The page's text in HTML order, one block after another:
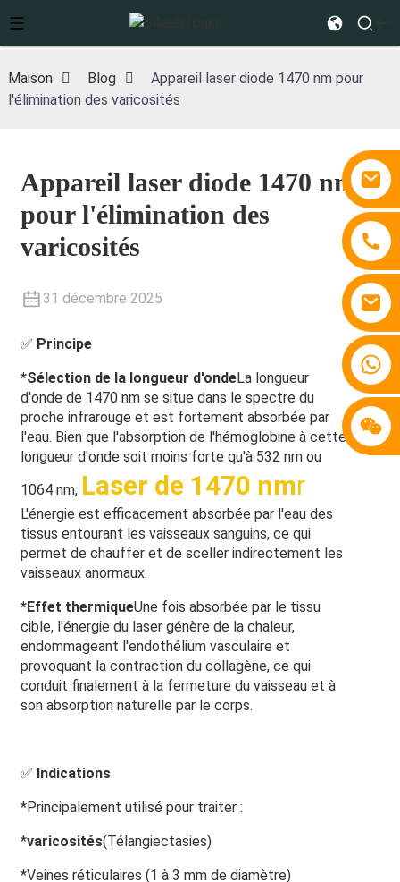
Maison Blog
Appareil laser diode 1470 nm pour
l'élimination des varicosités
Appareil laser diode 1470 nm
pour l'élimination des
varicosités
31 décembre 2025
✅ Principe
*Sélection de la longueur d'ondeLa longueur
d'onde de 1470 nm se situe dans le spectre du
proche infrarouge et est fortement absorbée par
l'eau. Bien que l'absorption de l'hémoglobine à cette
longueur d'onde soit moins forte qu'à 532 nm ou
1064 nm, Laser de 1470 nmr
L'énergie est efficacement absorbée par l'eau des
tissus entourant les vaisseaux sanguins, ce qui
permet de chauffer et de sceller indirectement les
vaisseaux anormaux.
*Effet thermiqueUne fois absorbée par le tissu
cible, l'énergie du laser génère de la chaleur,
endommageant l'endothélium vasculaire et
provoquant la contraction du collagène, ce qui
conduit finalement à la fermeture du vaisseau et à
son absorption naturelle par le corps.
✅ Indications
*Principalement utilisé pour traiter :
*varicosités(Télangiectasies)
*Veines réticulaires (1 à 3 mm de diamètre)